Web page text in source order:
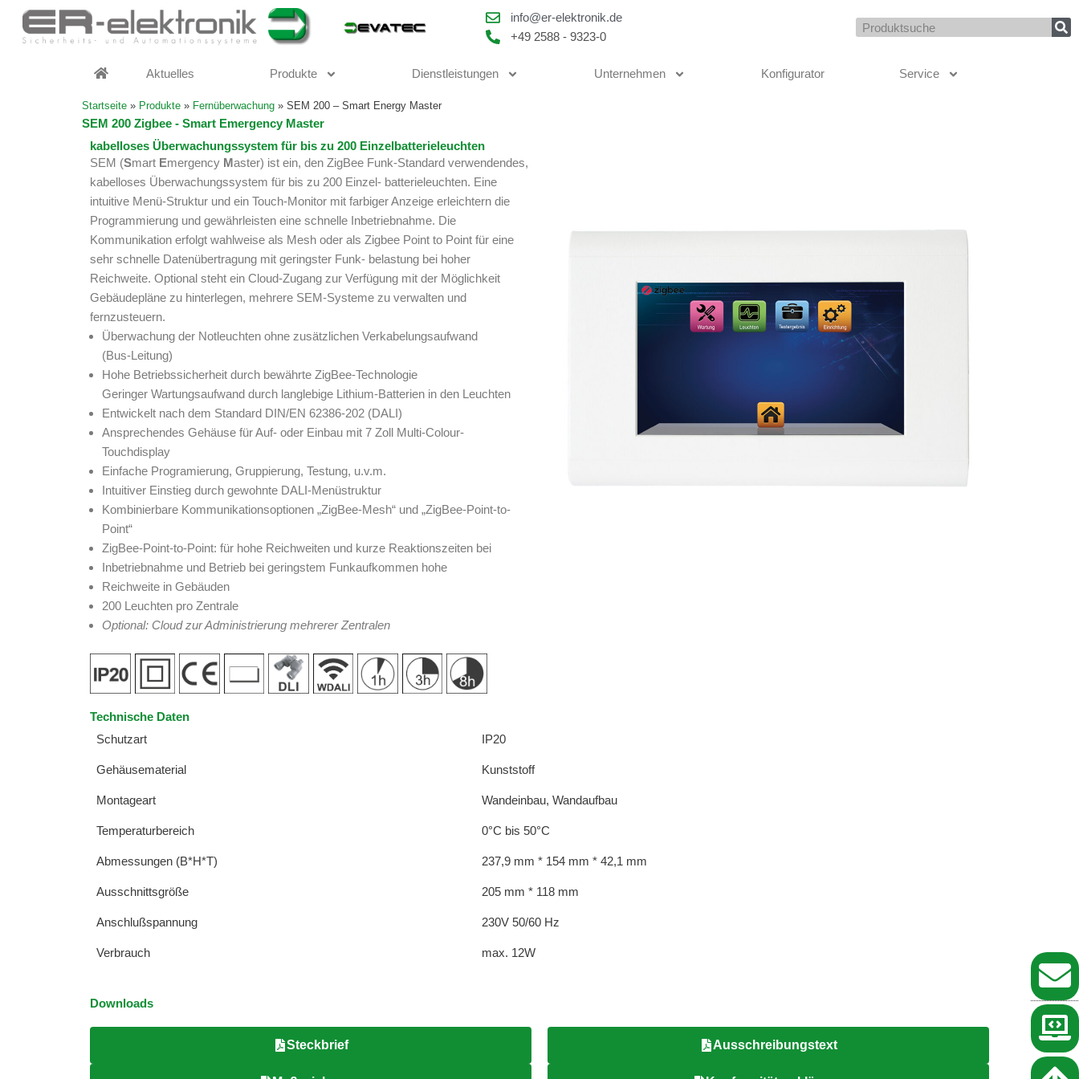
Inhalt
springen
info@er-elektronik.de
+49 2588 - 9323-0
Suche
Aktuelles Produkte Dienstleistungen Unternehmen Konfigurator Service
Startseite » Produkte » Fernüberwachung » SEM 200 – Smart Energy Master
SEM 200 Zigbee - Smart Emergency Master
kabelloses Überwachungssystem für bis zu 200 Einzelbatterieleuchten
SEM (Smart Emergency Master) ist ein, den ZigBee Funk-Standard verwendendes,
kabelloses Überwachungssystem für bis zu 200 Einzel- batterieleuchten. Eine
intuitive Menü-Struktur und ein Touch-Monitor mit farbiger Anzeige erleichtern die
Programmierung und gewährleisten eine schnelle Inbetriebnahme. Die
Kommunikation erfolgt wahlweise als Mesh oder als Zigbee Point to Point für eine
sehr schnelle Datenübertragung mit geringster Funk- belastung bei hoher
Reichweite. Optional steht ein Cloud-Zugang zur Verfügung mit der Möglichkeit
Gebäudepläne zu hinterlegen, mehrere SEM-Systeme zu verwalten und
fernzusteuern.
Überwachung der Notleuchten ohne zusätzlichen Verkabelungsaufwand
(Bus-Leitung)
Hohe Betriebssicherheit durch bewährte ZigBee-Technologie
Geringer Wartungsaufwand durch langlebige Lithium-Batterien in den Leuchten
Entwickelt nach dem Standard DIN/EN 62386-202 (DALI)
Ansprechendes Gehäuse für Auf- oder Einbau mit 7 Zoll Multi-Colour-
Touchdisplay
Einfache Programierung, Gruppierung, Testung, u.v.m.
Intuitiver Einstieg durch gewohnte DALI-Menüstruktur
Kombinierbare Kommunikationsoptionen „ZigBee-Mesh“ und „ZigBee-Point-to-
Point“
ZigBee-Point-to-Point: für hohe Reichweiten und kurze Reaktionszeiten bei
Inbetriebnahme und Betrieb bei geringstem Funkaufkommen hohe
Reichweite in Gebäuden
200 Leuchten pro Zentrale
Optional: Cloud zur Administrierung mehrerer Zentralen
Technische Daten
Schutzart
IP20
Gehäusematerial Kunststoff
Montageart Wandeinbau, Wandaufbau
Temperaturbereich 0°C bis 50°C
Abmessungen (B*H*T) 237,9 mm * 154 mm * 42,1 mm
Ausschnittsgröße 205 mm * 118 mm
Anschlußspannung 230V 50/60 Hz
Verbrauch max. 12W
Downloads
Steckbrief Ausschreibungstext